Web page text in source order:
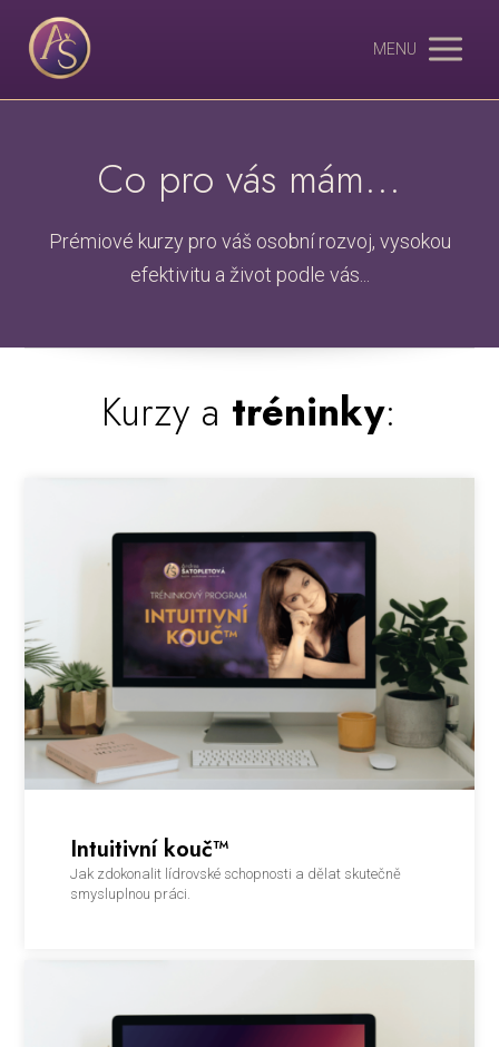
MENU
Co pro vás mám...
Prémiové kurzy pro váš osobní rozvoj, vysokou
efektivitu a život podle vás...
Kurzy a tréninky:
Intuitivní kouč™
Jak zdokonalit lídrovské schopnosti a dělat skutečně
smysluplnou práci.